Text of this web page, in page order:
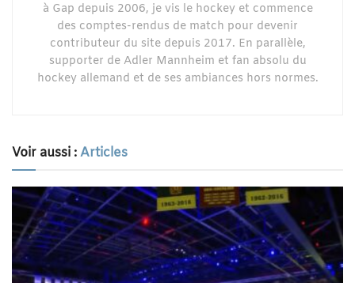
à Gap depuis 2006, je vis le hockey et commence
des comptes-rendus de match pour devenir
contributeur du site depuis 2017. En parallèle,
supporter de Adler Mannheim et fan absolu du
hockey allemand et de ses ambiances hors normes.
Voir aussi :Articles